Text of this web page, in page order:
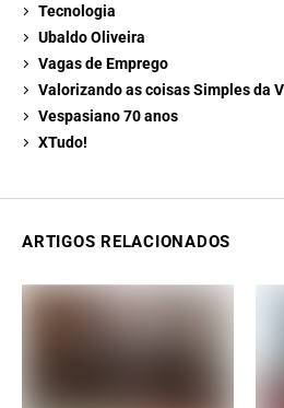
Tecnologia
Ubaldo Oliveira
Vagas de Emprego
Valorizando as coisas Simples da
Vespasiano 70 anos
XTudo!
ARTIGOS RELACIONADOS